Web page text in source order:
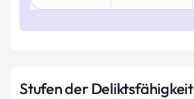
Stufen der Deliktsfähigkeit